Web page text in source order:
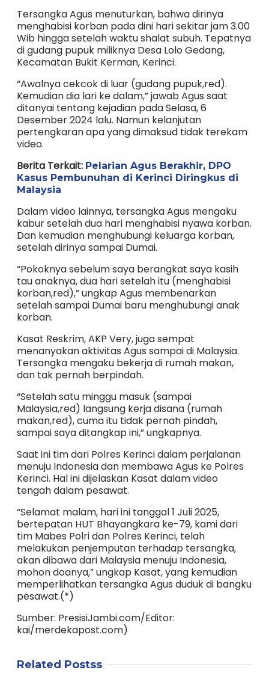
Tersangka Agus menuturkan, bahwa dirinya
menghabisi korban pada dini hari sekitar jam 3.00
Wib hingga setelah waktu shalat subuh. Tepatnya
di gudang pupuk miliknya Desa Lolo Gedang,
Kecamatan Bukit Kerman, Kerinci.
“Awalnya cekcok di luar (gudang pupuk,red).
Kemudian dia lari ke dalam,” jawab Agus saat
ditanyai tentang kejadian pada Selasa, 6
Desember 2024 lalu. Namun kelanjutan
pertengkaran apa yang dimaksud tidak terekam
video.
Berita Terkait: Pelarian Agus Berakhir, DPO
Kasus Pembunuhan di Kerinci Diringkus di
Malaysia
Dalam video lainnya, tersangka Agus mengaku
kabur setelah dua hari menghabisi nyawa korban.
Dan kemudian menghubungi keluarga korban,
setelah dirinya sampai Dumai.
“Pokoknya sebelum saya berangkat saya kasih
tau anaknya, dua hari setelah itu (menghabisi
korban,red),” ungkap Agus membenarkan
setelah sampai Dumai baru menghubungi anak
korban.
Kasat Reskrim, AKP Very, juga sempat
menanyakan aktivitas Agus sampai di Malaysia.
Tersangka mengaku bekerja di rumah makan,
dan tak pernah berpindah.
“Setelah satu minggu masuk (sampai
Malaysia,red) langsung kerja disana (rumah
makan,red), cuma itu tidak pernah pindah,
sampai saya ditangkap ini,” ungkapnya.
Saat ini tim dari Polres Kerinci dalam perjalanan
menuju Indonesia dan membawa Agus ke Polres
Kerinci. Hal ini dijelaskan Kasat dalam video
tengah dalam pesawat.
“Selamat malam, hari ini tanggal 1 Juli 2025,
bertepatan HUT Bhayangkara ke-79, kami dari
tim Mabes Polri dan Polres Kerinci, telah
melakukan penjemputan terhadap tersangka,
akan dibawa dari Malaysia menuju Indonesia,
mohon doanya,” ungkap Kasat, yang kemudian
memperlihatkan tersangka Agus duduk di bangku
pesawat.(*)
Sumber: PresisiJambi.com/Editor:
kai/merdekapost.com)
Related Postss